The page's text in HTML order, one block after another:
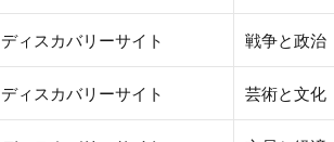
ディスカバリーサイト 戦争と政治
ディスカバリーサイト 芸術と文化